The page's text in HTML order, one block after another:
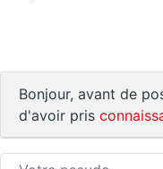
Bonjour, avant de
d'avoir pris